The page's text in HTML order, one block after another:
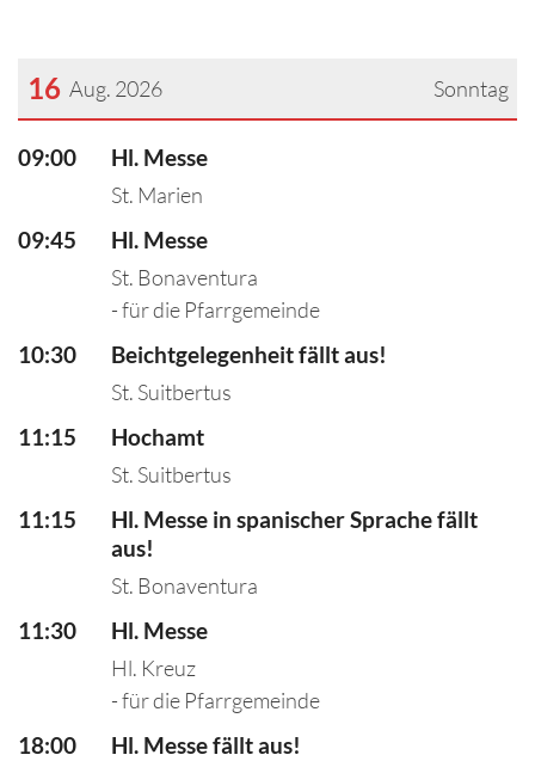
Sonntag
16 Aug. 2026
???msg.page.sr.date??? 16. August 2026
09:00 Hl. Messe
St. Marien
09:45 Hl. Messe
St. Bonaventura
- für die Pfarrgemeinde
10:30 Beichtgelegenheit fällt aus!
St. Suitbertus
11:15 Hochamt
St. Suitbertus
11:15
Hl. Messe in spanischer Sprache fällt
aus!
St. Bonaventura
11:30 Hl. Messe
Hl. Kreuz
- für die Pfarrgemeinde
18:00 Hl. Messe fällt aus!